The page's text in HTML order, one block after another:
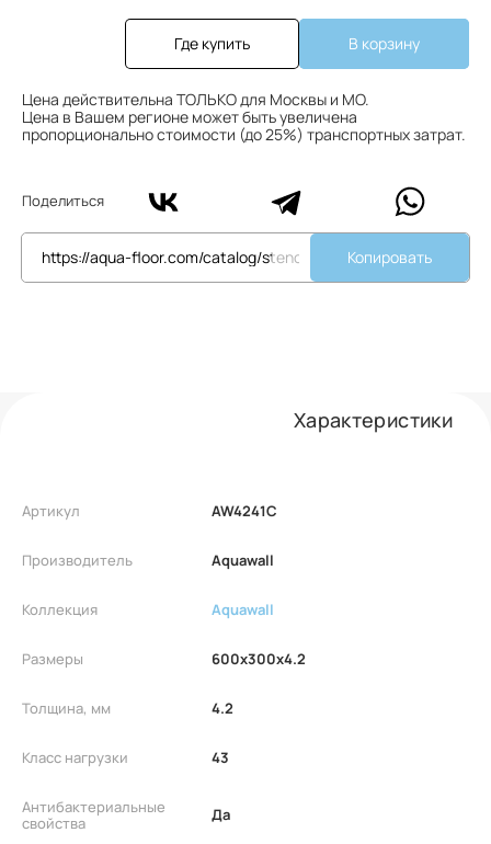
Где купить В корзину
Цена действительна ТОЛЬКО для Москвы и МО.
Цена в Вашем регионе может быть увеличена
пропорционально стоимости (до 25%) транспортных затрат.
Поделиться
Копировать
Характеристики
Артикул AW4241C
Производитель Aquawall
Коллекция Aquawall
Размеры 600x300x4.2
Толщина, мм 4.2
Класс нагрузки 43
Антибактериальные
свойства
Да